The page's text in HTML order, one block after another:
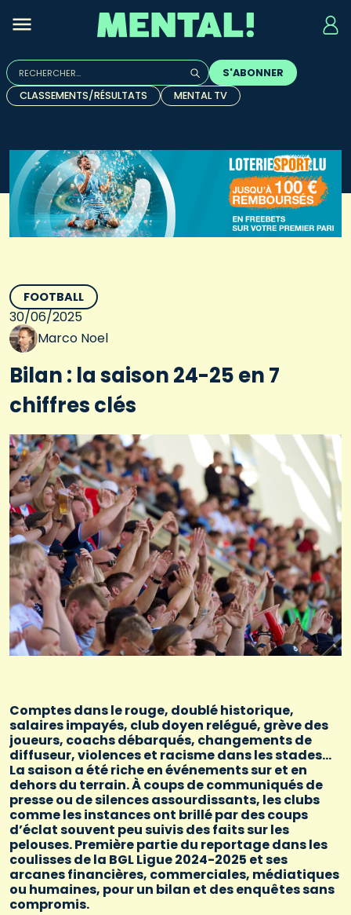
Rechercher :
Quand les résultats de l'auto-complétion sont
S'ABONNER
CLASSEMENTS/RÉSULTATS
MENTAL TV
FOOTBALL
30/06/2025
Marco Noel
Bilan : la saison 24-25 en 7
chiffres clés
Comptes dans le rouge, doublé historique,
salaires impayés, club doyen relégué, grève des
joueurs, coachs débarqués, changements de
diffuseur, violences et racisme dans les stades…
La saison a été riche en événements sur et en
dehors du terrain. À coups de communiqués de
presse ou de silences assourdissants, les clubs
comme les instances ont brillé par des coups
d’éclat souvent peu suivis des faits sur les
pelouses. Première partie du reportage dans les
coulisses de la BGL Ligue 2024-2025 et ses
arcanes financières, commerciales, médiatiques
ou humaines, pour un bilan et des enquêtes sans
compromis.